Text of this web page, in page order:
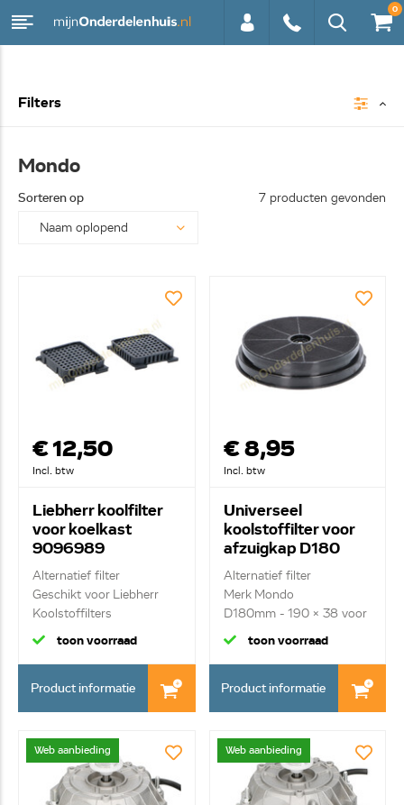
0
Filters
Mondo
Sorteren op 7 producten gevonden
€ 12,50
Incl. btw
Liebherr koolfilter
voor koelkast
9096989
Alternatief filter
Geschikt voor Liebherr
Koolstoffilters
toon voorraad
Product informatie
€ 8,95
Incl. btw
Universeel
koolstoffilter voor
afzuigkap D180
Alternatief filter
Merk Mondo
D180mm - 190 x 38 voor
meerd...
toon voorraad
Product informatie
Web aanbieding Web aanbieding